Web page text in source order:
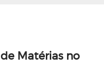
Matérias no